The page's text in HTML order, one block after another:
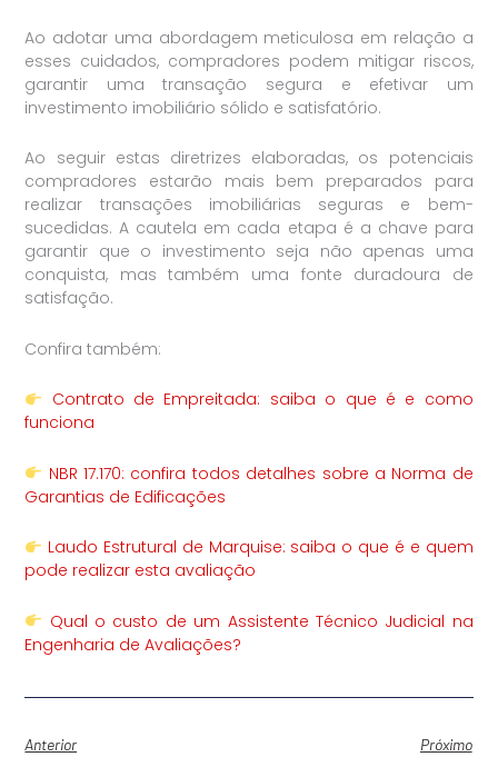
Ao adotar uma abordagem meticulosa em relação a
esses cuidados, compradores podem mitigar riscos,
garantir uma transação segura e efetivar um
investimento imobiliário sólido e satisfatório.
Ao seguir estas diretrizes elaboradas, os potenciais
compradores estarão mais bem preparados para
realizar transações imobiliárias seguras e bem-
sucedidas. A cautela em cada etapa é a chave para
garantir que o investimento seja não apenas uma
conquista, mas também uma fonte duradoura de
satisfação.
Confira também:
Contrato de Empreitada: saiba o que é e como
funciona
NBR 17.170: confira todos detalhes sobre a Norma de
Garantias de Edificações
Laudo Estrutural de Marquise: saiba o que é e quem
pode realizar esta avaliação
Qual o custo de um Assistente Técnico Judicial na
Engenharia de Avaliações?
Anterior
Próximo